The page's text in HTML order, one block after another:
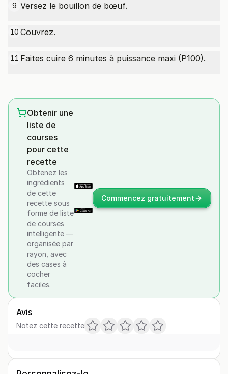
9 Versez le bouillon de bœuf.
10 Couvrez.
11 Faites cuire 6 minutes à puissance maxi (P100).
Obtenir une
liste de
courses
pour cette
recette
Obtenez les
ingrédients
de cette
recette sous
forme de liste
de courses
intelligente —
organisée par
rayon, avec
des cases à
cocher
faciles.
Commencez gratuitement
Avis
Notez cette recette